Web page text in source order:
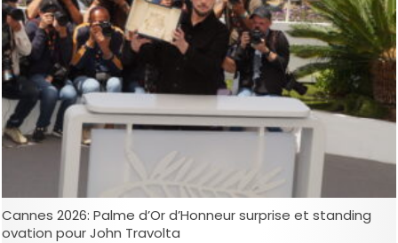
Cannes 2026: Palme d’Or d’Honneur surprise et standing
ovation pour John Travolta